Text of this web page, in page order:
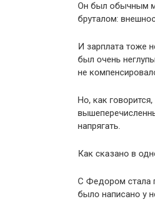
Он был обычным
бруталом:
И зарплата тоже
был очень
не
Но, как
напрягать.
Как сказано в
С Федором стала
было написано у